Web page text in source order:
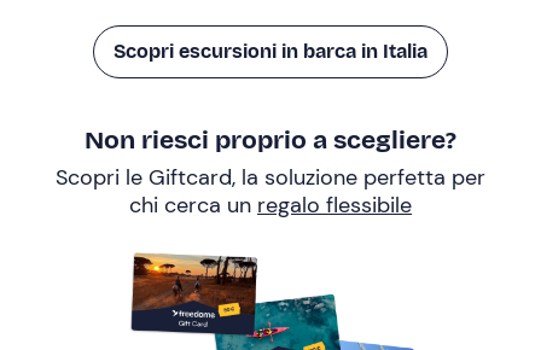
Scopri escursioni in barca in Italia
Non riesci proprio a scegliere?
Scopri le Giftcard, la soluzione perfetta per
chi cerca un regalo flessibile